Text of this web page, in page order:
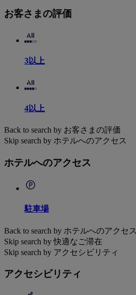
お客さまの評価
3以上
4以上
Back to search by お客さまの評価
Skip search by ホテルへのアクセス
ホテルへのアクセス
駐車場
Back to search by ホテルへのアクセス
Skip search by 快適なご滞在
Skip search by アクセシビリティ
アクセシビリティ